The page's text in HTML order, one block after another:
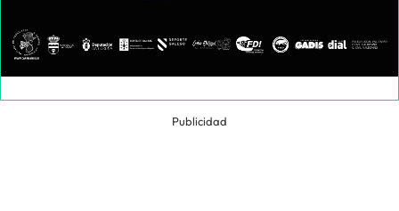
Publicidad